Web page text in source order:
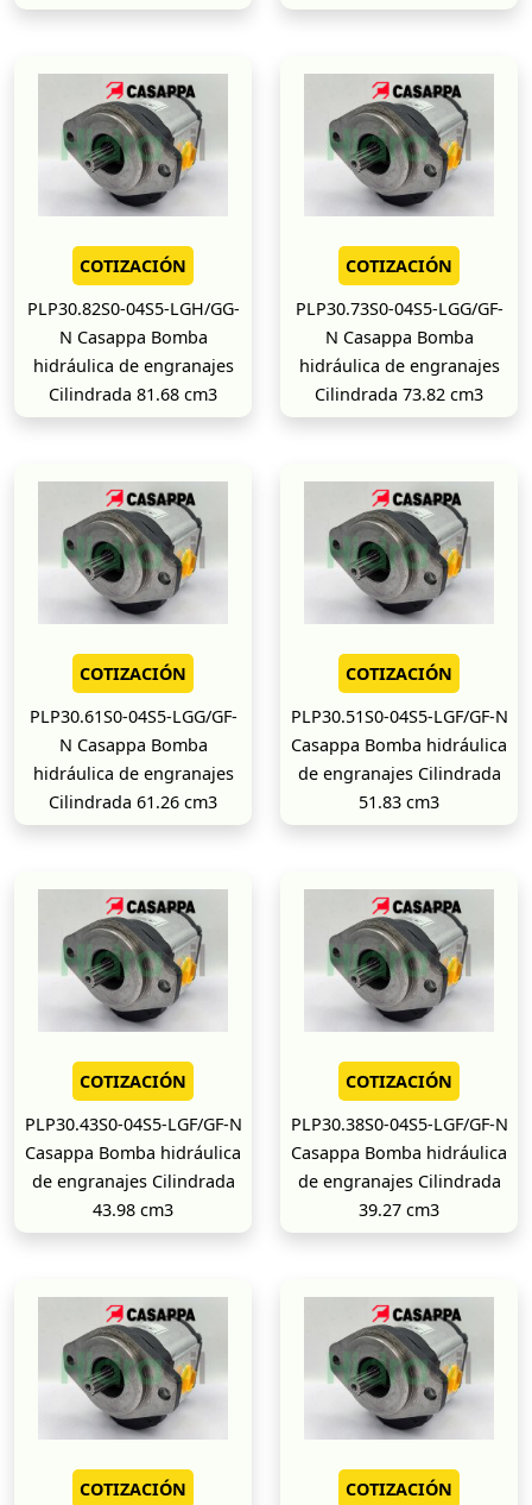
COTIZACIÓN
PLP30.82S0-04S5-LGH/GG-
N Casappa Bomba
hidráulica de engranajes
Cilindrada 81.68 cm3
COTIZACIÓN
PLP30.73S0-04S5-LGG/GF-
N Casappa Bomba
hidráulica de engranajes
Cilindrada 73.82 cm3
COTIZACIÓN
PLP30.61S0-04S5-LGG/GF-
N Casappa Bomba
hidráulica de engranajes
Cilindrada 61.26 cm3
COTIZACIÓN
PLP30.51S0-04S5-LGF/GF-N
Casappa Bomba hidráulica
de engranajes Cilindrada
51.83 cm3
COTIZACIÓN
PLP30.43S0-04S5-LGF/GF-N
Casappa Bomba hidráulica
de engranajes Cilindrada
43.98 cm3
COTIZACIÓN
PLP30.38S0-04S5-LGF/GF-N
Casappa Bomba hidráulica
de engranajes Cilindrada
39.27 cm3
COTIZACIÓN COTIZACIÓN